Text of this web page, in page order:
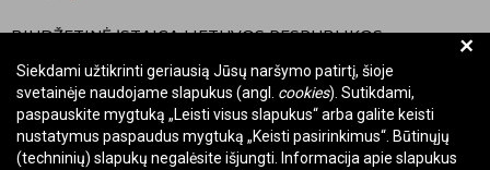
BIUDŽETINĖ ĮSTAIGA LIETUVOS RESPUBLIKOS
VALSTYBINĖ KULTŪROS PAVELDO KOMISIJA
Įmonės kodas: Juridinių asmenų registre 288700520
Adresas: Rūdninkų g. 13, 01135 Vilnius
Telefonas: +370 699 13972
+
Siekdami užtikrinti geriausią Jūsų naršymo patirtį, šioje
svetainėje naudojame slapukus (angl. cookies). Sutikdami,
paspauskite mygtuką „Leisti visus slapukus“ arba galite keisti
nustatymus paspaudus mygtuką „Keisti pasirinkimus“. Būtinųjų
(techninių) slapukų negalėsite išjungti. Informacija apie slapukus